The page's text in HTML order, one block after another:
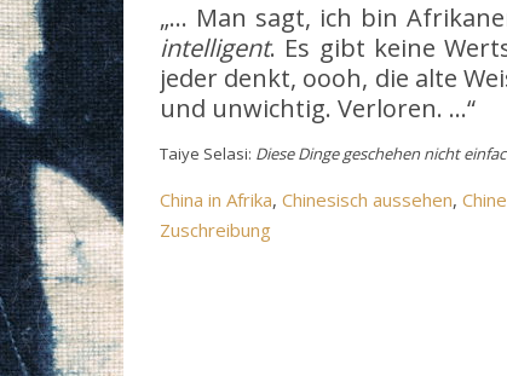
„… Man sagt, ich bin
intelligent. Es gibt keine
jeder denkt, oooh, die alte
und unwichtig. Verloren. …“
Taiye Selasi: Diese Dinge geschehen nicht
China in Afrika, Chinesisch aussehen,
Zuschreibung